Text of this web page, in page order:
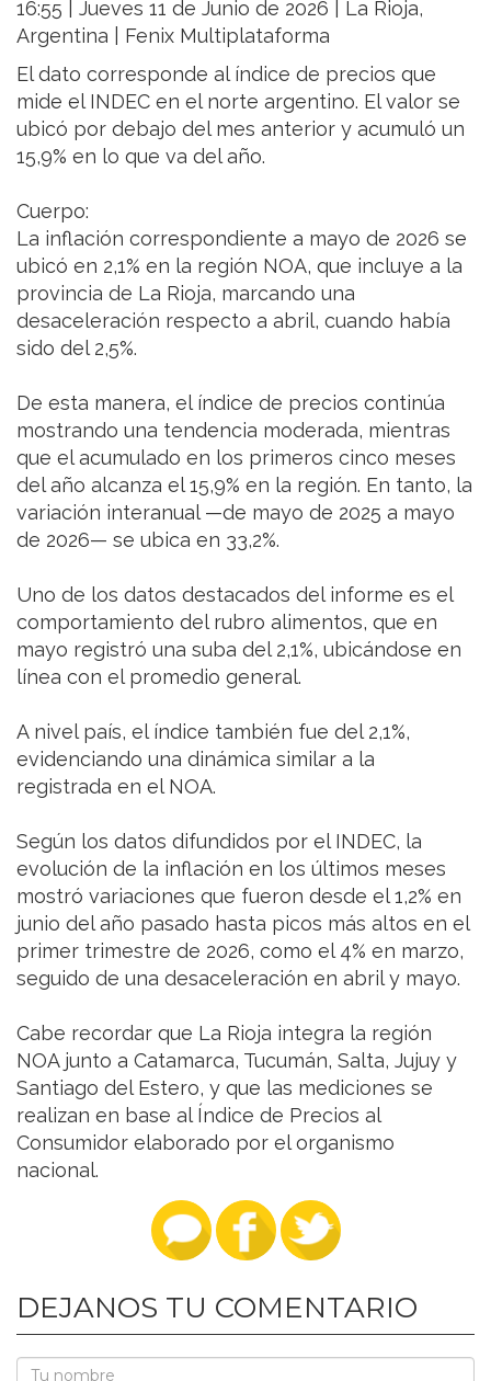
16:55 | Jueves 11 de Junio de 2026 | La Rioja,
Argentina | Fenix Multiplataforma
El dato corresponde al índice de precios que
mide el INDEC en el norte argentino. El valor se
ubicó por debajo del mes anterior y acumuló un
15,9% en lo que va del año.
Cuerpo:
La inflación correspondiente a mayo de 2026 se
ubicó en 2,1% en la región NOA, que incluye a la
provincia de La Rioja, marcando una
desaceleración respecto a abril, cuando había
sido del 2,5%.
De esta manera, el índice de precios continúa
mostrando una tendencia moderada, mientras
que el acumulado en los primeros cinco meses
del año alcanza el 15,9% en la región. En tanto, la
variación interanual —de mayo de 2025 a mayo
de 2026— se ubica en 33,2%.
Uno de los datos destacados del informe es el
comportamiento del rubro alimentos, que en
mayo registró una suba del 2,1%, ubicándose en
línea con el promedio general.
A nivel país, el índice también fue del 2,1%,
evidenciando una dinámica similar a la
registrada en el NOA.
Según los datos difundidos por el INDEC, la
evolución de la inflación en los últimos meses
mostró variaciones que fueron desde el 1,2% en
junio del año pasado hasta picos más altos en el
primer trimestre de 2026, como el 4% en marzo,
seguido de una desaceleración en abril y mayo.
Cabe recordar que La Rioja integra la región
NOA junto a Catamarca, Tucumán, Salta, Jujuy y
Santiago del Estero, y que las mediciones se
realizan en base al Índice de Precios al
Consumidor elaborado por el organismo
nacional.
DEJANOS TU COMENTARIO